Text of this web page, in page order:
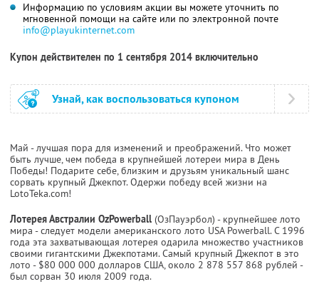
Информацию по условиям акции вы можете уточнить по
мгновенной помощи на сайте или по электронной почте
info@playukinternet.com
Купон действителен по 1 сентября 2014 включительно
Узнай, как воспользоваться купоном
Май - лучшая пора для изменений и преображений. Что может
быть лучше, чем победа в крупнейшей лотереи мира в День
Победы! Подарите себе, близким и друзьям уникальный шанс
сорвать крупный Джекпот. Одержи победу всей жизни на
LotoTeka.com!
Лотерея Австралии OzPowerball (ОзПауэрбол) - крупнейшее лото
мира - следует модели американского лото USA Powerball. С 1996
года эта захватывающая лотерея одарила множество участников
своими гигантскими Джекпотами. Самый крупный Джекпот в это
лото - $80 000 000 долларов США, около 2 878 557 868 рублей -
был сорван 30 июля 2009 года.